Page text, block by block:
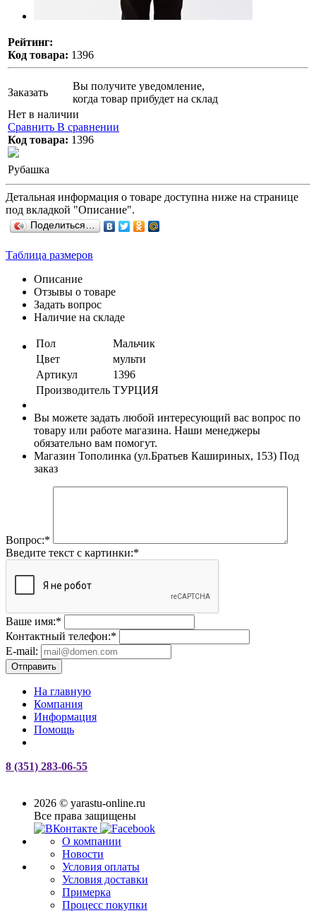
Рейтинг:
Код товара: 1396
Заказать
Вы получите уведомление,
когда товар прибудет на склад
Нет в наличии
Сравнить В сравнении
Код товара: 1396
Рубашка
Детальная информация о товаре доступна ниже на странице
под вкладкой "Описание".
Поделиться…
Таблица размеров
Описание
Отзывы о товаре
Задать вопрос
Наличие на складе
Пол
Мальчик
Цвет
мульти
Артикул
1396
Производитель ТУРЦИЯ
Вы можете задать любой интересующий вас вопрос по
товару или работе магазина. Наши менеджеры
обязательно вам помогут.
Магазин Тополинка (ул.Братьев Кашириных, 153) Под
заказ
Вопрос:*
Введите текст с картинки:*
Ваше имя:*
Контактный телефон:*
E-mail:
Отправить
На главную
Компания
Информация
Помощь
8 (351) 283-06-55
2026 © yarastu-online.ru
Все права защищены
О компании
Новости
Условия оплаты
Условия доставки
Примерка
Процесс покупки